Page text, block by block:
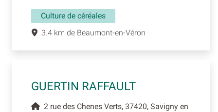
Culture de céréales
3.4 km de Beaumont-en-Véron
GUERTIN RAFFAULT
2 rue des Chenes Verts, 37420, Savigny en